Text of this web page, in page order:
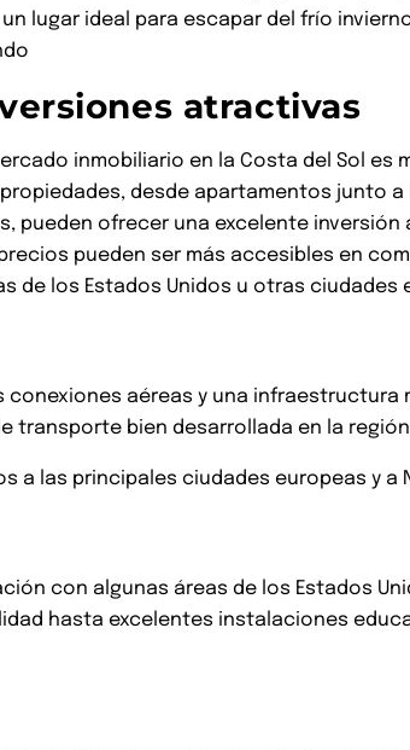
lugar ideal para escapar del frío
atractivas
inmobiliario en la Costa del Sol es
propiedades, desde apartamentos junto
pueden ofrecer una excelente inversión
pueden ser más accesibles en
de los Estados Unidos u otras ciudades
aéreas y una infraestructura
transporte bien desarrollada en la
a las principales ciudades europeas y a
con algunas áreas de los Estados
hasta excelentes instalaciones